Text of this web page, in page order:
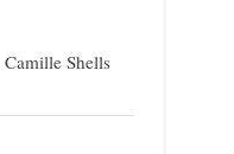
Camille Shells